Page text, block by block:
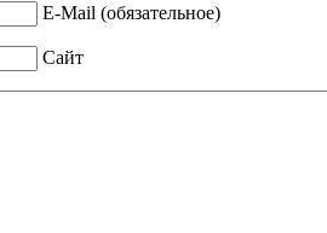
E-Mail (обязательное)
Сайт